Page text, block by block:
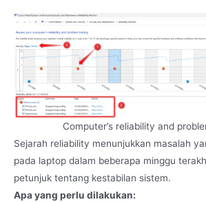
Computer’s reliability and
Sejarah reliability menunjukkan masalah
pada laptop dalam beberapa minggu
petunjuk tentang kestabilan sistem.
Apa yang perlu dilakukan: